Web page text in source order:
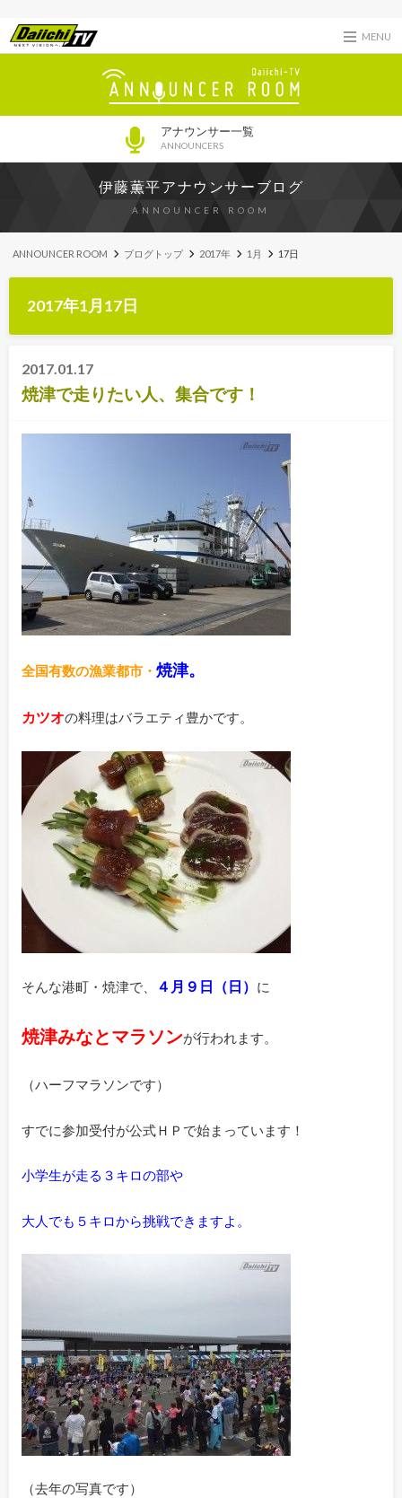
MENU
アナウンサー一覧
ANNOUNCERS
伊藤薫平アナウンサーブログ
ANNOUNCER ROOM
ANNOUNCER ROOM ブログトップ 2017年 1月 17日
2017年1月17日
2017.01.17
焼津で走りたい人、集合です！
全国有数の漁業都市・ 焼津。
カツオの料理はバラエティ豊かです。
そんな港町・焼津で、 ４月９日（日） に
焼津みなとマラソンが行われます。
（ハーフマラソンです）
すでに参加受付が公式ＨＰで始まっています！
小学生が走る３キロの部や
大人でも５キロから挑戦できますよ。
（去年の写真です）